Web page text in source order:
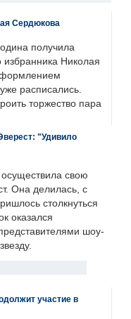
Сердюкова
получила
избранника Николая
расписались.
торжество пара
"Удивило
свою
Она делилась, с
столкнуться
оказался
шоу-
участие в